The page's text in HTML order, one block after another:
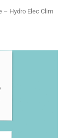
– Hydro Elec Clim